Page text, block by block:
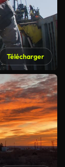
Télécharger